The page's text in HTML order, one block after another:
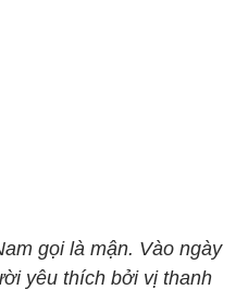
gọi là mận. Vào ngày
yêu thích bởi vị thanh